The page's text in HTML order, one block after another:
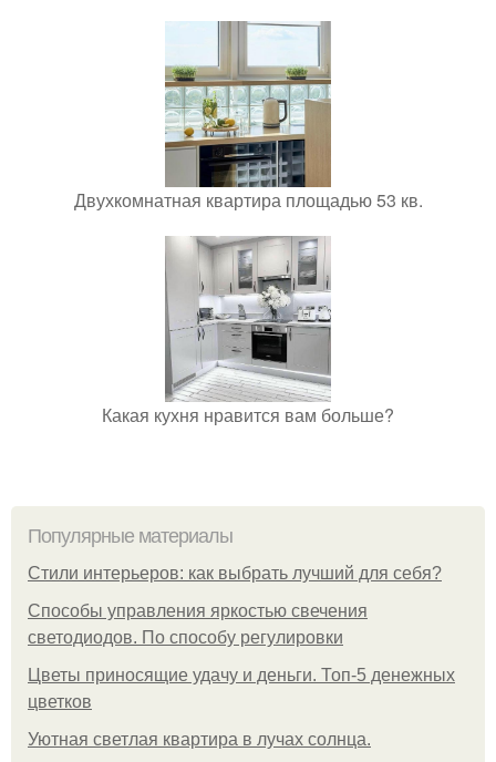
Двухкомнатная квартира площадью 53 кв.
Какая кухня нравится вам больше?
Популярные материалы
Стили интерьеров: как выбрать лучший для себя?
Способы управления яркостью свечения
светодиодов. По способу регулировки
Цветы приносящие удачу и деньги. Топ-5 денежных
цветков
Уютная светлая квартира в лучах солнца.